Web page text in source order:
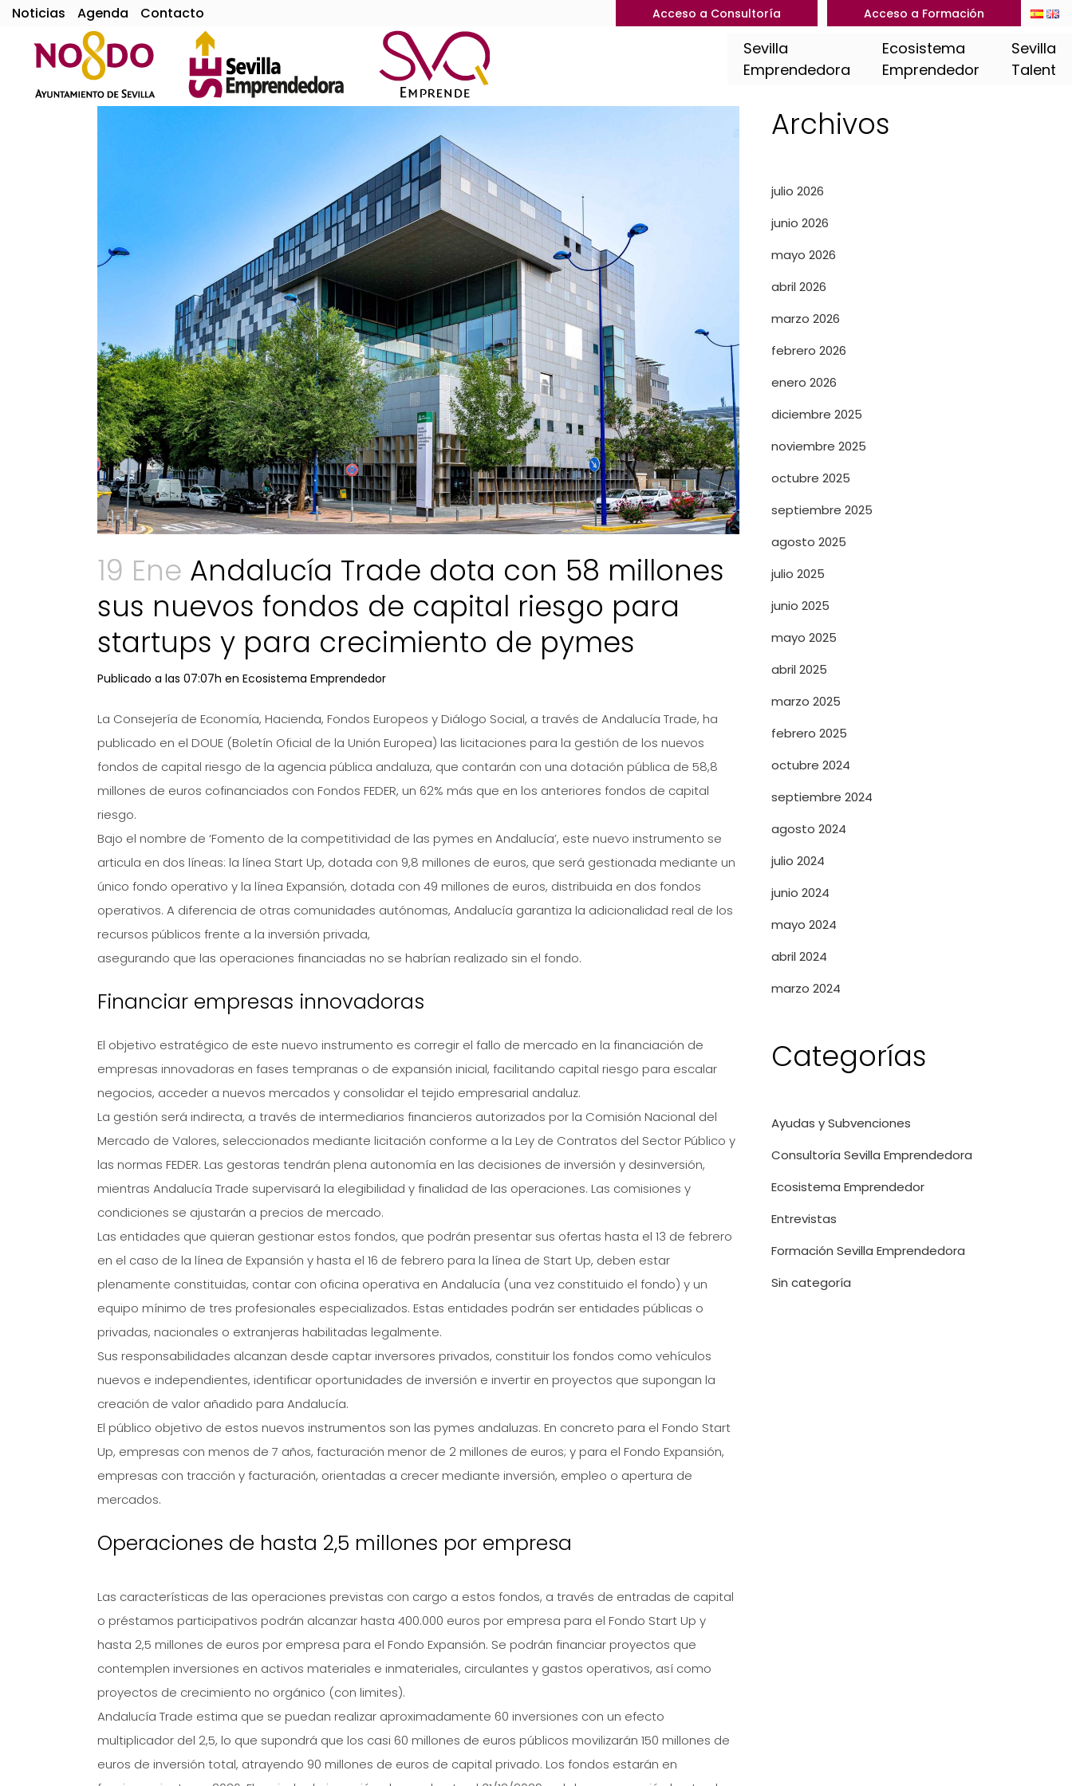
Noticias Agenda Contacto Acceso a Consultoría Acceso a Formación
Sevilla
Emprendedora
Ecosistema
Emprendedor
Sevilla
Talent
19 Ene Andalucía Trade dota con 58 millones
sus nuevos fondos de capital riesgo para
startups y para crecimiento de pymes
Publicado a las 07:07h en Ecosistema Emprendedor
La Consejería de Economía, Hacienda, Fondos Europeos y Diálogo Social, a través de Andalucía Trade, ha
publicado en el DOUE (Boletín Oficial de la Unión Europea) las licitaciones para la gestión de los nuevos
fondos de capital riesgo de la agencia pública andaluza, que contarán con una dotación pública de 58,8
millones de euros cofinanciados con Fondos FEDER, un 62% más que en los anteriores fondos de capital
riesgo.
Bajo el nombre de ‘Fomento de la competitividad de las pymes en Andalucía’, este nuevo instrumento se
articula en dos líneas: la línea Start Up, dotada con 9,8 millones de euros, que será gestionada mediante un
único fondo operativo y la línea Expansión, dotada con 49 millones de euros, distribuida en dos fondos
operativos. A diferencia de otras comunidades autónomas, Andalucía garantiza la adicionalidad real de los
recursos públicos frente a la inversión privada,
asegurando que las operaciones financiadas no se habrían realizado sin el fondo.
Financiar empresas innovadoras
El objetivo estratégico de este nuevo instrumento es corregir el fallo de mercado en la financiación de
empresas innovadoras en fases tempranas o de expansión inicial, facilitando capital riesgo para escalar
negocios, acceder a nuevos mercados y consolidar el tejido empresarial andaluz.
La gestión será indirecta, a través de intermediarios financieros autorizados por la Comisión Nacional del
Mercado de Valores, seleccionados mediante licitación conforme a la Ley de Contratos del Sector Público y
las normas FEDER. Las gestoras tendrán plena autonomía en las decisiones de inversión y desinversión,
mientras Andalucía Trade supervisará la elegibilidad y finalidad de las operaciones. Las comisiones y
condiciones se ajustarán a precios de mercado.
Las entidades que quieran gestionar estos fondos, que podrán presentar sus ofertas hasta el 13 de febrero
en el caso de la línea de Expansión y hasta el 16 de febrero para la línea de Start Up, deben estar
plenamente constituidas, contar con oficina operativa en Andalucía (una vez constituido el fondo) y un
equipo mínimo de tres profesionales especializados. Estas entidades podrán ser entidades públicas o
privadas, nacionales o extranjeras habilitadas legalmente.
Sus responsabilidades alcanzan desde captar inversores privados, constituir los fondos como vehículos
nuevos e independientes, identificar oportunidades de inversión e invertir en proyectos que supongan la
creación de valor añadido para Andalucía.
El público objetivo de estos nuevos instrumentos son las pymes andaluzas. En concreto para el Fondo Start
Up, empresas con menos de 7 años, facturación menor de 2 millones de euros; y para el Fondo Expansión,
empresas con tracción y facturación, orientadas a crecer mediante inversión, empleo o apertura de
mercados.
Operaciones de hasta 2,5 millones por empresa
Las características de las operaciones previstas con cargo a estos fondos, a través de entradas de capital
o préstamos participativos podrán alcanzar hasta 400.000 euros por empresa para el Fondo Start Up y
hasta 2,5 millones de euros por empresa para el Fondo Expansión. Se podrán financiar proyectos que
contemplen inversiones en activos materiales e inmateriales, circulantes y gastos operativos, así como
proyectos de crecimiento no orgánico (con limites).
Andalucía Trade estima que se puedan realizar aproximadamente 60 inversiones con un efecto
multiplicador del 2,5, lo que supondrá que los casi 60 millones de euros públicos movilizarán 150 millones de
euros de inversión total, atrayendo 90 millones de euros de capital privado. Los fondos estarán en
Archivos
julio 2026
junio 2026
mayo 2026
abril 2026
marzo 2026
febrero 2026
enero 2026
diciembre 2025
noviembre 2025
octubre 2025
septiembre 2025
agosto 2025
julio 2025
junio 2025
mayo 2025
abril 2025
marzo 2025
febrero 2025
octubre 2024
septiembre 2024
agosto 2024
julio 2024
junio 2024
mayo 2024
abril 2024
marzo 2024
Categorías
Ayudas y Subvenciones
Consultoría Sevilla Emprendedora
Ecosistema Emprendedor
Entrevistas
Formación Sevilla Emprendedora
Sin categoría